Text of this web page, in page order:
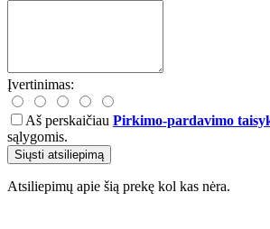
Įvertinimas:
Aš perskaičiau Pirkimo-pardavimo
sąlygomis.
Siųsti atsiliepimą
Atsiliepimų apie šią prekę kol kas nėra.